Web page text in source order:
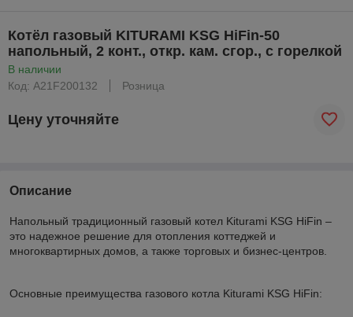
Котёл газовый KITURAMI KSG HiFin-50
напольный, 2 конт., откр. кам. сгор., с горелкой
В наличии
Код: A21F200132
Розница
Цену уточняйте
Описание
Напольный традиционный газовый котел Kiturami KSG HiFin –
это надежное решение для отопления коттеджей и
многоквартирных домов, а также торговых и бизнес-центров.
Основные преимущества газового котла Kiturami KSG HiFin: